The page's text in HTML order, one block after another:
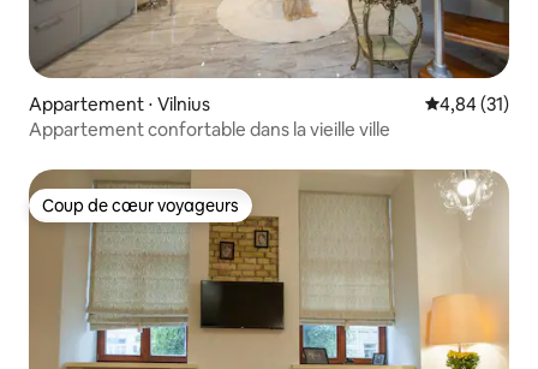
Appartement ⋅ Vilnius Évaluation
4,84 (31)
Appartement confortable dans la vieille ville
Coup de cœur voyageurs
Coup de cœur voyageurs